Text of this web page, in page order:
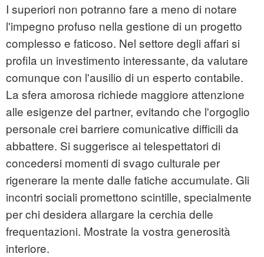
I superiori non potranno fare a meno di notare
l'impegno profuso nella gestione di un progetto
complesso e faticoso. Nel settore degli affari si
profila un investimento interessante, da valutare
comunque con l'ausilio di un esperto contabile.
La sfera amorosa richiede maggiore attenzione
alle esigenze del partner, evitando che l'orgoglio
personale crei barriere comunicative difficili da
abbattere. Si suggerisce ai telespettatori di
concedersi momenti di svago culturale per
rigenerare la mente dalle fatiche accumulate. Gli
incontri sociali promettono scintille, specialmente
per chi desidera allargare la cerchia delle
frequentazioni. Mostrate la vostra generosità
interiore.